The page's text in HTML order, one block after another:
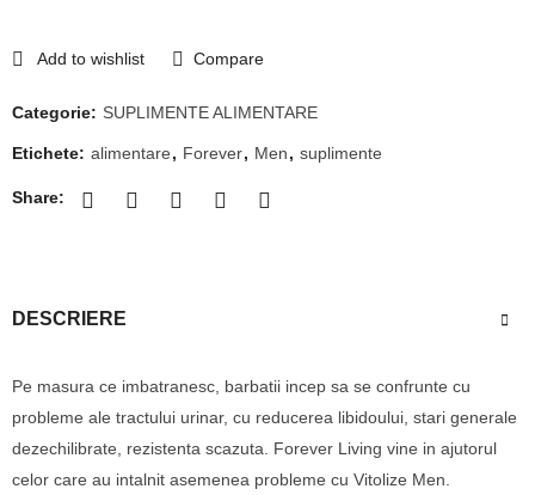
Add to wishlist Compare
Categorie: SUPLIMENTE ALIMENTARE
Etichete: alimentare, Forever, Men, suplimente
Share:
DESCRIERE
Pe masura ce imbatranesc, barbatii incep sa se confrunte cu
probleme ale tractului urinar, cu reducerea libidoului, stari generale
dezechilibrate, rezistenta scazuta. Forever Living vine in ajutorul
celor care au intalnit asemenea probleme cu Vitolize Men.